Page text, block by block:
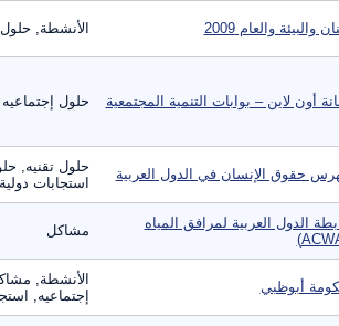
والبيئة والعام 2009 الأنشطة,
أون لاين – بوابات التنمية المجتمعية حلول إجتماعيه
حقوق الإنسان في الدول العربية
حلول تقنيه,
استجابات دولية
الدول العربية لمرافق المياه
مشاكل
أبوظبي
الأنشطة,
إجتماعيه,